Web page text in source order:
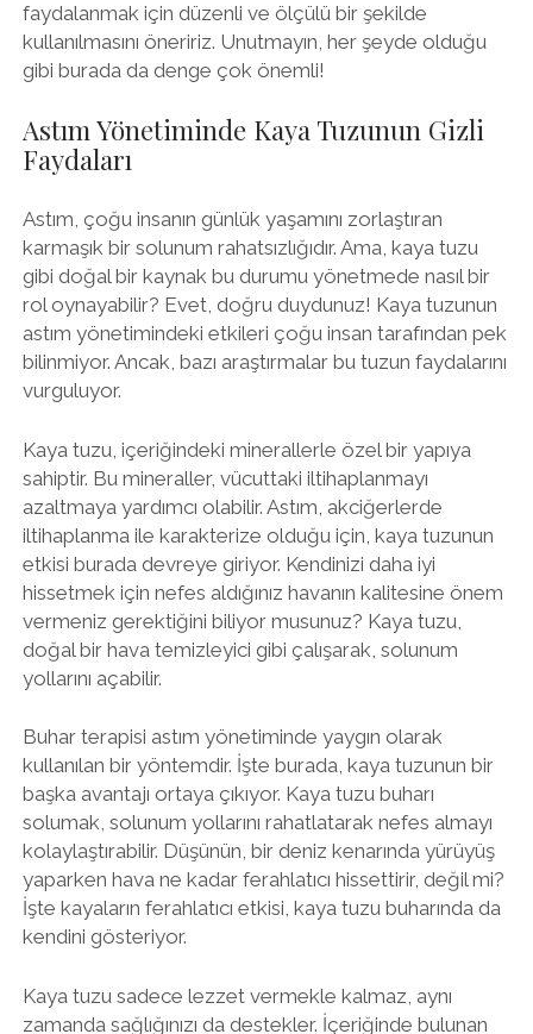
faydalanmak için düzenli ve ölçülü bir şekilde
kullanılmasını öneririz. Unutmayın, her şeyde olduğu
gibi burada da denge çok önemli!
Astım Yönetiminde Kaya Tuzunun Gizli
Faydaları
Astım, çoğu insanın günlük yaşamını zorlaştıran
karmaşık bir solunum rahatsızlığıdır. Ama, kaya tuzu
gibi doğal bir kaynak bu durumu yönetmede nasıl bir
rol oynayabilir? Evet, doğru duydunuz! Kaya tuzunun
astım yönetimindeki etkileri çoğu insan tarafından pek
bilinmiyor. Ancak, bazı araştırmalar bu tuzun faydalarını
vurguluyor.
Kaya tuzu, içeriğindeki minerallerle özel bir yapıya
sahiptir. Bu mineraller, vücuttaki iltihaplanmayı
azaltmaya yardımcı olabilir. Astım, akciğerlerde
iltihaplanma ile karakterize olduğu için, kaya tuzunun
etkisi burada devreye giriyor. Kendinizi daha iyi
hissetmek için nefes aldığınız havanın kalitesine önem
vermeniz gerektiğini biliyor musunuz? Kaya tuzu,
doğal bir hava temizleyici gibi çalışarak, solunum
yollarını açabilir.
Buhar terapisi astım yönetiminde yaygın olarak
kullanılan bir yöntemdir. İşte burada, kaya tuzunun bir
başka avantajı ortaya çıkıyor. Kaya tuzu buharı
solumak, solunum yollarını rahatlatarak nefes almayı
kolaylaştırabilir. Düşünün, bir deniz kenarında yürüyüş
yaparken hava ne kadar ferahlatıcı hissettirir, değil mi?
İşte kayaların ferahlatıcı etkisi, kaya tuzu buharında da
kendini gösteriyor.
Kaya tuzu sadece lezzet vermekle kalmaz, aynı
zamanda sağlığınızı da destekler. İçeriğinde bulunan